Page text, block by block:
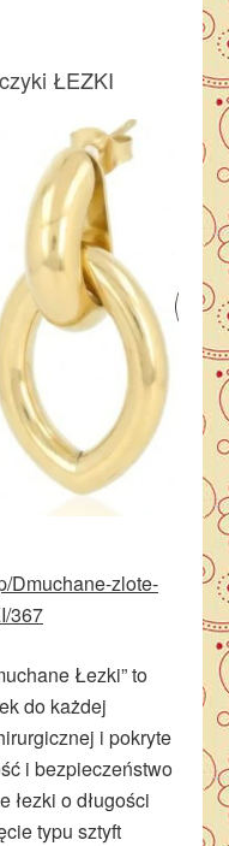
ŁEZKI
Dmuchane-zlote-
367
Łezki” to
do każdej
i pokryte
i bezpieczeństwo
łezki o długości
typu sztyft